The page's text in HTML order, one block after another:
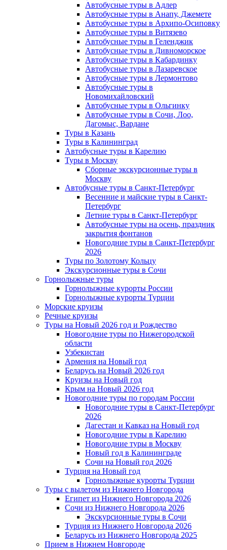
Автобусные туры в Адлер
Автобусные туры в Анапу, Джемете
Автобусные туры в Архипо-Осиповку
Автобусные туры в Витязево
Автобусные туры в Геленджик
Автобусные туры в Дивноморское
Автобусные туры в Кабардинку
Автобусные туры в Лазаревское
Автобусные туры в Лермонтово
Автобусные туры в
Новомихайловский
Автобусные туры в Ольгинку
Автобусные туры в Сочи, Лоо,
Дагомыс, Вардане
Туры в Казань
Туры в Калининград
Автобусные туры в Карелию
Туры в Москву
Сборные экскурсионные туры в
Москву
Автобусные туры в Санкт-Петербург
Весенние и майские туры в Санкт-
Петербург
Летние туры в Санкт-Петербург
Автобусные туры на осень, праздник
закрытия фонтанов
Новогодние туры в Санкт-Петербург
2026
Туры по Золотому Кольцу
Экскурсионные туры в Сочи
Горнолыжные туры
Горнолыжные курорты России
Горнолыжные курорты Турции
Морские круизы
Речные круизы
Туры на Новый 2026 год и Рождество
Новогодние туры по Нижегородской
области
Узбекистан
Армения на Новый год
Беларусь на Новый 2026 год
Круизы на Новый год
Крым на Новый 2026 год
Новогодние туры по городам России
Новогодние туры в Санкт-Петербург
2026
Дагестан и Кавказ на Новый год
Новогодние туры в Карелию
Новогодние туры в Москву
Новый год в Калининграде
Сочи на Новый год 2026
Турция на Новый год
Горнолыжные курорты Турции
Туры с вылетом из Нижнего Новгорода
Египет из Нижнего Новгорода 2026
Сочи из Нижнего Новгорода 2026
Экскурсионные туры в Сочи
Турция из Нижнего Новгорода 2026
Беларусь из Нижнего Новгорода 2025
Прием в Нижнем Новгороде